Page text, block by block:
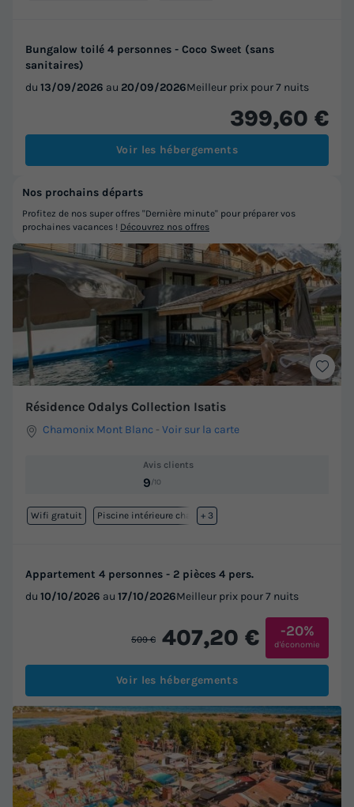
Bungalow toilé 4 personnes - Coco Sweet (sans
sanitaires)
du 13/09/2026 au 20/09/2026Meilleur prix pour 7 nuits
399,60 €
Voir les hébergements
Résidence Odalys Collection Isatis
Chamonix Mont Blanc -Voir sur la carte
Avis clients
9/10
Wifi gratuit Piscine intérieure chauffée
+ 3
Appartement 4 personnes - 2 pièces 4 pers.
du 10/10/2026 au 17/10/2026Meilleur prix pour 7 nuits
509 € 407,20 € -20%
d'économie
Voir les hébergements
Nos prochains départs
Profitez de nos super offres "Dernière minute" pour préparer vos
prochaines vacances ! Découvrez nos offres